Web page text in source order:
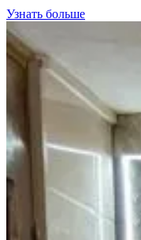
Узнать больше